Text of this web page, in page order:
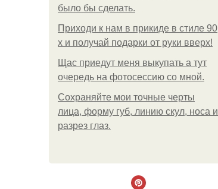
было бы сделать.
Приходи к нам в прикиде в стиле 90
х и получай подарки от руки вверх!
Щас приедут меня выкупать а тут
очередь на фотосессию со мной.
Сохраняйте мои точные черты
лица, форму губ, линию скул, носа и
разрез глаз.